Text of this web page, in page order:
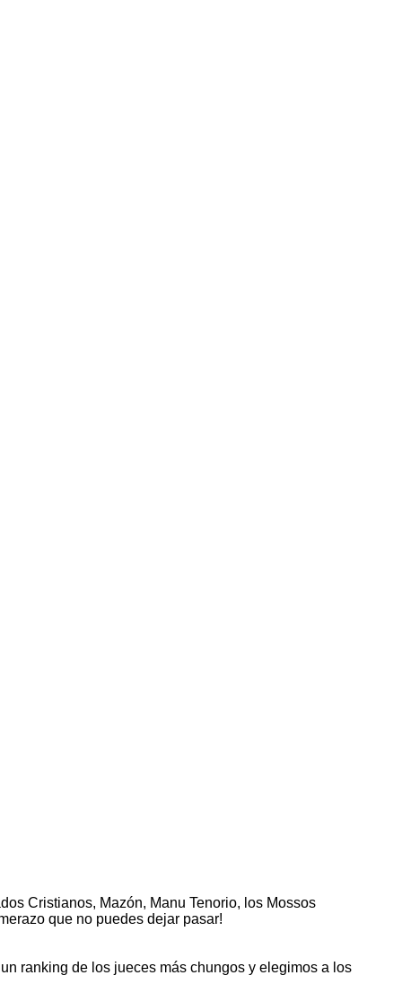
Cristianos, Mazón, Manu Tenorio, los Mossos
que no puedes dejar pasar!
ranking de los jueces más chungos y elegimos a los